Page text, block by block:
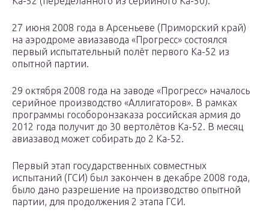
27 июня 2008 года в Арсеньеве (Приморский край)
на аэродроме авиазавода «Прогресс» состоялся
первый испытательный полёт первого Ка-52 из
опытной партии.
29 октября 2008 года на заводе «Прогресс» началось
серийное производство «Аллигаторов». В рамках
программы гособоронзаказа российская армия до
2012 года получит до 30 вертолётов Ка-52. В месяц
авиазавод может собирать до 2 Ка-52.
Первый этап государственных совместных
испытаний (ГСИ) был закончен в декабре 2008 года,
было дано разрешение на производство опытной
партии, для продолжения 2 этапа ГСИ.